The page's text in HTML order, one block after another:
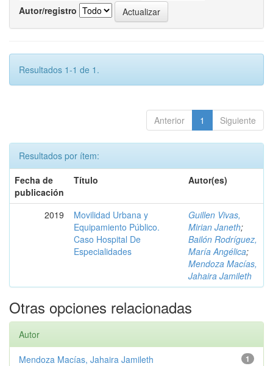
Autor/registro
Resultados 1-1 de 1.
Anterior 1 Siguiente
Resultados por ítem:
Fecha de
publicación
Título Autor(es)
2019
Movilidad Urbana y
Equipamiento Público.
Caso Hospital De
Especialidades
Guillen Vivas,
Mirian Janeth;
Bailón Rodríguez,
María Angélica;
Mendoza Macías,
Jahaira Jamileth
Otras opciones relacionadas
Autor
1
Mendoza Macías, Jahaira Jamileth